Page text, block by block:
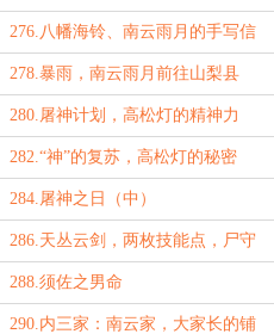
276.八幡海铃、南云雨月的手写信
278.暴雨，南云雨月前往山梨县
280.屠神计划，高松灯的精神力
282.“神”的复苏，高松灯的秘密
284.屠神之日（中）
286.天丛云剑，两枚技能点，尸守
潮
288.须佐之男命
290.内三家：南云家，大家长的铺